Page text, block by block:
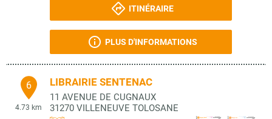
ITINÉRAIRE
PLUS D'INFORMATIONS
6
4.73 km
LIBRAIRIE SENTENAC
11 AVENUE DE CUGNAUX
31270 VILLENEUVE TOLOSANE